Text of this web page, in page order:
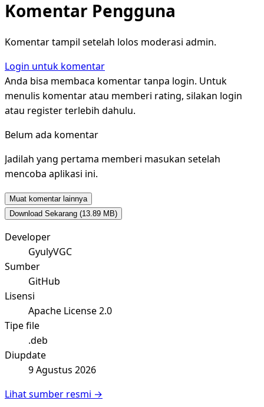
Komentar Pengguna
Komentar tampil setelah lolos moderasi admin.
Login untuk komentar
Anda bisa membaca komentar tanpa login. Untuk
menulis komentar atau memberi rating, silakan login
atau register terlebih dahulu.
Belum ada komentar
Jadilah yang pertama memberi masukan setelah
mencoba aplikasi ini.
Muat komentar lainnya
Download Sekarang (13.89 MB)
Developer
GyulyVGC
Sumber
GitHub
Lisensi
Apache License 2.0
Tipe file
.deb
Diupdate
9 Agustus 2026
Lihat sumber resmi →